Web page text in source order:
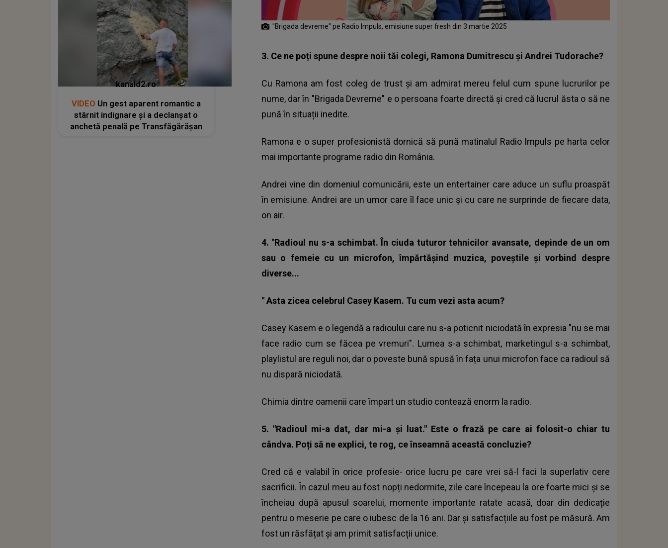
"Brigada devreme" pe Radio Impuls, emisiune super fresh din 3 martie 2025
3. Ce ne poți spune despre noii tăi colegi, Ramona Dumitrescu și Andrei Tudorache?
Cu Ramona am fost coleg de trust și am admirat mereu felul cum spune lucrurilor pe
nume, dar în "Brigada Devreme" e o persoana foarte directă și cred că lucrul ăsta o să ne
pună în situații inedite.
Ramona e o super profesionistă dornică să pună matinalul Radio Impuls pe harta celor
mai importante programe radio din România.
Andrei vine din domeniul comunicării, este un entertainer care aduce un suflu proaspăt
în emisiune. Andrei are un umor care îl face unic și cu care ne surprinde de fiecare data,
on air.
4. "Radioul nu s-a schimbat. În ciuda tuturor tehnicilor avansate, depinde de un om
sau o femeie cu un microfon, împărtășind muzica, poveștile și vorbind despre
diverse...
" Asta zicea celebrul Casey Kasem. Tu cum vezi asta acum?
Casey Kasem e o legendă a radioului care nu s-a poticnit niciodată în expresia "nu se mai
face radio cum se făcea pe vremuri". Lumea s-a schimbat, marketingul s-a schimbat,
playlistul are reguli noi, dar o poveste bună spusă în fața unui microfon face ca radioul să
nu dispară niciodată.
Chimia dintre oamenii care împart un studio contează enorm la radio.
5. "Radioul mi-a dat, dar mi-a și luat." Este o frază pe care ai folosit-o chiar tu
cândva. Poți să ne explici, te rog, ce înseamnă această concluzie?
Cred că e valabil în orice profesie- orice lucru pe care vrei să-l faci la superlativ cere
sacrificii. În cazul meu au fost nopți nedormite, zile care începeau la ore foarte mici și se
încheiau după apusul soarelui, momente importante ratate acasă, doar din dedicație
pentru o meserie pe care o iubesc de la 16 ani. Dar și satisfacțiile au fost pe măsură. Am
fost un răsfățat și am primit satisfacții unice.
kanald2.ro
VIDEO Un gest aparent romantic a
stârnit indignare și a declanșat o
anchetă penală pe Transfăgărășan